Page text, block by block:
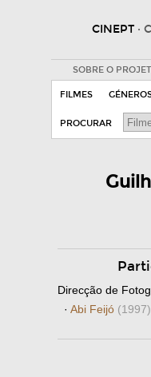
CINEPT ·
SOBRE O
FILMES
PROCURAR
Direcção de
· Abi Feijó (1997)